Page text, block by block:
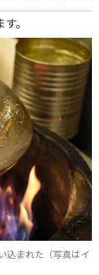
。
込まれた（写真はイ